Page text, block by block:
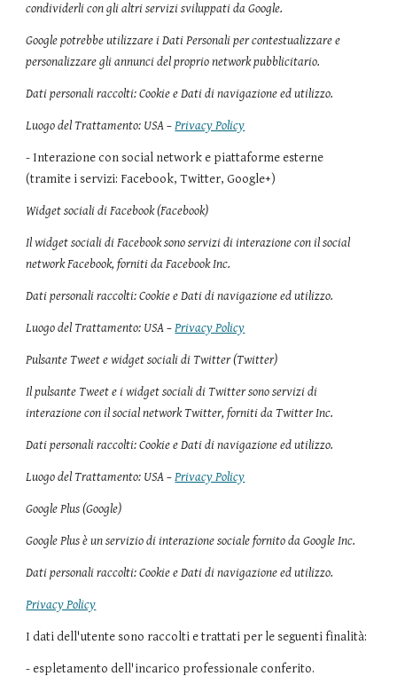
condividerli con gli altri servizi sviluppati da Google.
Google potrebbe utilizzare i Dati Personali per contestualizzare e
personalizzare gli annunci del proprio network pubblicitario.
Dati personali raccolti: Cookie e Dati di navigazione ed utilizzo.
Luogo del Trattamento: USA –Privacy Policy
- Interazione con social network e piattaforme esterne
(tramite i servizi: Facebook, Twitter, Google+)
Widget sociali di Facebook (Facebook)
Il widget sociali di Facebook sono servizi di interazione con il social
network Facebook, forniti da Facebook Inc.
Dati personali raccolti: Cookie e Dati di navigazione ed utilizzo.
Luogo del Trattamento: USA –Privacy Policy
Pulsante Tweet e widget sociali di Twitter (Twitter)
Il pulsante Tweet e i widget sociali di Twitter sono servizi di
interazione con il social network Twitter, forniti da Twitter Inc.
Dati personali raccolti: Cookie e Dati di navigazione ed utilizzo.
Luogo del Trattamento: USA –Privacy Policy
Google Plus (Google)
Google Plus è un servizio di interazione sociale fornito da Google Inc.
Dati personali raccolti: Cookie e Dati di navigazione ed utilizzo.
Privacy Policy
I dati dell'utente sono raccolti e trattati per le seguenti finalità:
- espletamento dell'incarico professionale conferito.